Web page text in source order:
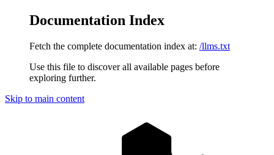
Documentation Index
Fetch the complete documentation index at: /llms.txt
Use this file to discover all available pages before
exploring further.
Skip to main content